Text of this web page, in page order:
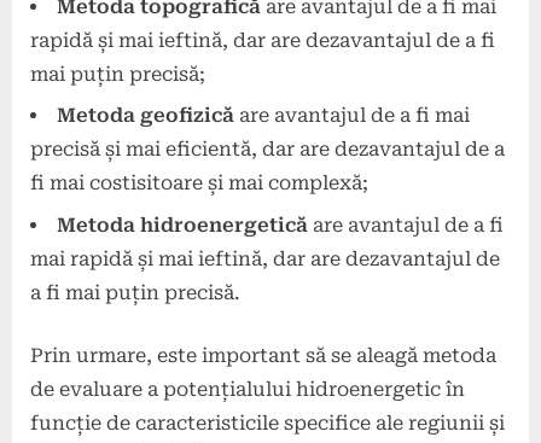
Metoda topografică are avantajul de a fi mai
rapidă și mai ieftină, dar are dezavantajul de a fi
mai puțin precisă;
Metoda geofizică are avantajul de a fi mai
precisă și mai eficientă, dar are dezavantajul de a
fi mai costisitoare și mai complexă;
Metoda hidroenergetică are avantajul de a fi
mai rapidă și mai ieftină, dar are dezavantajul de
a fi mai puțin precisă.
Prin urmare, este important să se aleagă metoda
de evaluare a potențialului hidroenergetic în
funcție de caracteristicile specifice ale regiunii și